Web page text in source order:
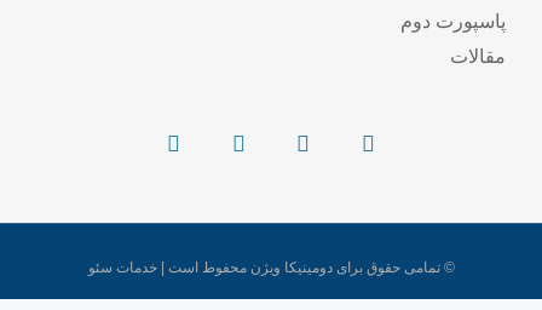
پاسپورت دوم
مقالات
© تمامی حقوق برای دومینیکا ویژن محفوط است | خدمات سئو